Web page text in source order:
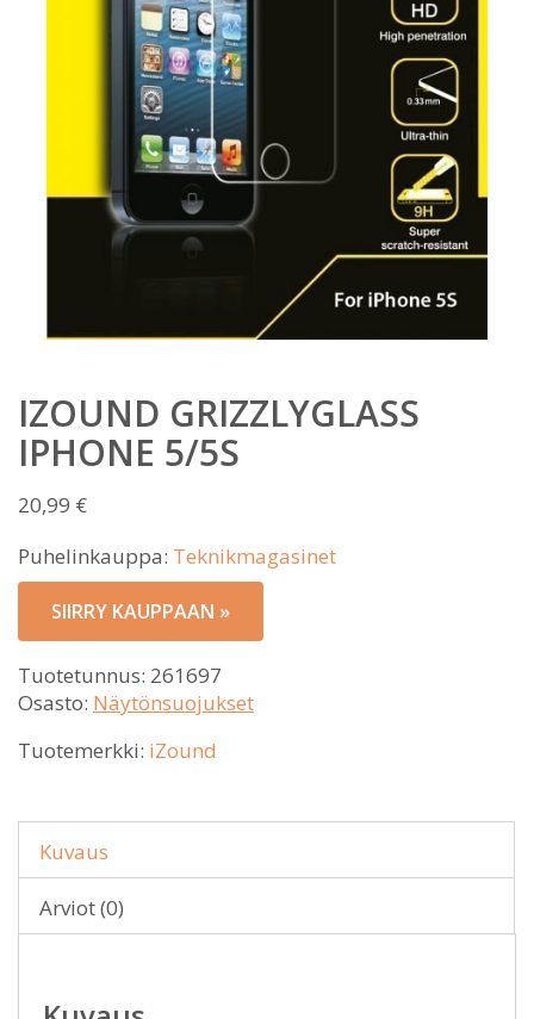
IZOUND GRIZZLYGLASS
IPHONE 5/5S
20,99 €
Puhelinkauppa: Teknikmagasinet
SIIRRY KAUPPAAN »
Tuotetunnus: 261697
Osasto: Näytönsuojukset
Tuotemerkki: iZound
Kuvaus
Arviot (0)